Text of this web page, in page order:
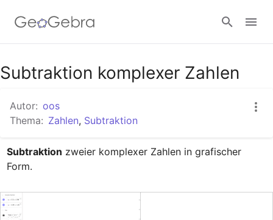
Google Classroom
GeoGebra Classroom
Anmelden
Subtraktion komplexer Zahlen
Autor: oos
Thema: Zahlen, Subtraktion
Subtraktion zweier komplexer Zahlen in grafischer
Form.